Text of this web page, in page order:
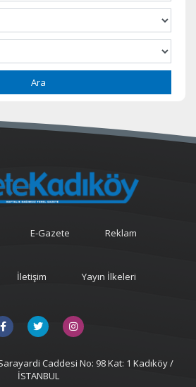
Ara
E-Gazete Reklam
İletişim Yayın İlkeleri
Caddesi No: 98 Kat: 1 Kadıköy /
İSTANBUL